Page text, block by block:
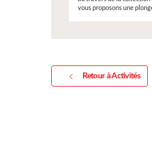
vous proposons une
Retour à Activités